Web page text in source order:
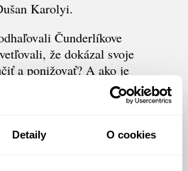
Detaily O cookies
Karolyi.
Čunderlíkove
že dokázal svoje
a ponižovať? A ako je
žien podľahlo a sľubovalo
reportéra Dušana Mikušoviča